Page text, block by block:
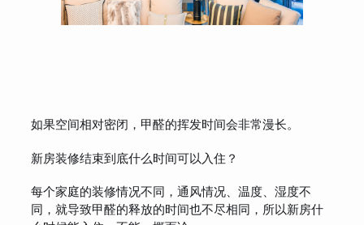
如果空间相对密闭，甲醛的挥发时间会非常漫长。
新房装修结束到底什么时间可以入住？
每个家庭的装修情况不同，通风情况、温度、湿度不
同，就导致甲醛的释放的时间也不尽相同，所以新房什